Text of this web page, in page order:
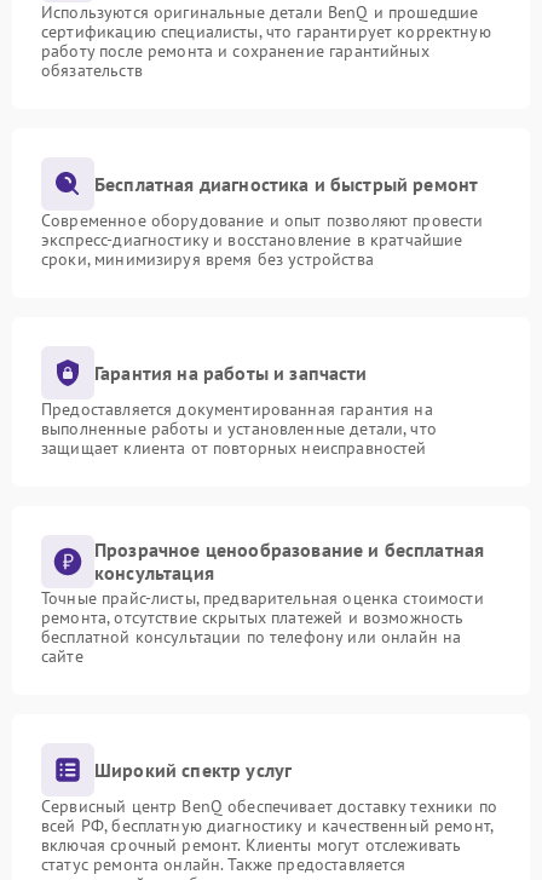
Используются оригинальные детали BenQ и прошедшие
сертификацию специалисты, что гарантирует корректную
работу после ремонта и сохранение гарантийных
обязательств
Бесплатная диагностика и быстрый ремонт
Современное оборудование и опыт позволяют провести
экспресс-диагностику и восстановление в кратчайшие
сроки, минимизируя время без устройства
Гарантия на работы и запчасти
Предоставляется документированная гарантия на
выполненные работы и установленные детали, что
защищает клиента от повторных неисправностей
Прозрачное ценообразование и бесплатная
консультация
Точные прайс-листы, предварительная оценка стоимости
ремонта, отсутствие скрытых платежей и возможность
бесплатной консультации по телефону или онлайн на
сайте
Широкий спектр услуг
Сервисный центр BenQ обеспечивает доставку техники по
всей РФ, бесплатную диагностику и качественный ремонт,
включая срочный ремонт. Клиенты могут отслеживать
статус ремонта онлайн. Также предоставляется